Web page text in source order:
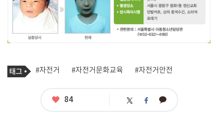
기
사
태
그
#자전거 #자전거문화교육 #자전거안전
좋
84 트 페 카